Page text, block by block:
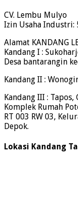
CV. Lembu Mulyo
Izin Usaha Industri:
Alamat KANDANG
Kandang I :
Desa bantarangin
Kandang II :
Kandang III :
Komplek Rumah
RT 003 RW 03,
Depok.
Lokasi Kandang